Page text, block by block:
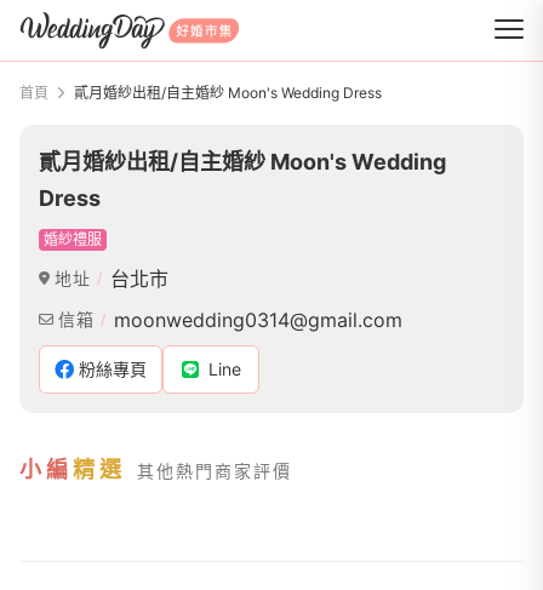
WeddingDay 好婚市集
首頁 貳月婚紗出租/自主婚紗 Moon's Wedding Dress
貳月婚紗出租/自主婚紗 Moon's Wedding
Dress
婚紗禮服
地址 台北市
信箱 moonwedding0314@gmail.com
粉絲專頁 Line
小編精選 其他熱門商家評價